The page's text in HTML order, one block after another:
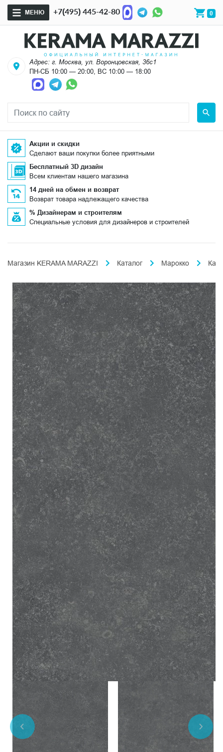
МЕНЮ +7(495) 445-42-80 0
Адрес: г. Москва, ул. Воронцовская, 36с1
ПН-СБ 10:00 — 20:00, ВС 10:00 — 18:00
Акции и скидки
Сделают ваши покупки более приятными
Бесплатный 3D дизайн
Всем клиентам нашего магазина
14 дней на обмен и возврат
Возврат товара надлежащего качества
% Дизайнерам и строителям
Специальные условия для дизайнеров и строителей
Магазин KERAMA MARAZZI Каталог Марокко